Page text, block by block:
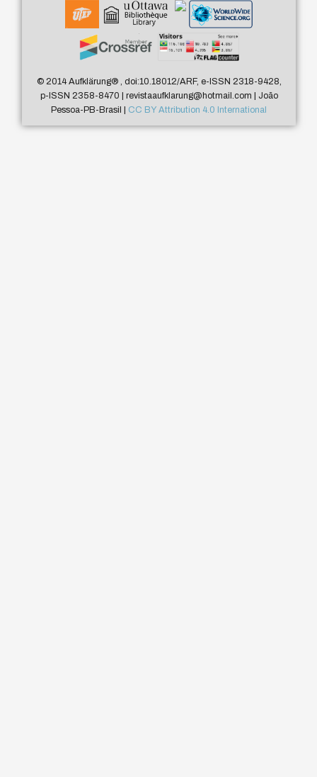
© 2014 Aufklärung®, doi:10.18012/ARF, e-ISSN 2318-9428,
p-ISSN 2358-8470 | revistaaufklarung@hotmail.com | João
Pessoa-PB-Brasil | CC BY Attribution 4.0 International